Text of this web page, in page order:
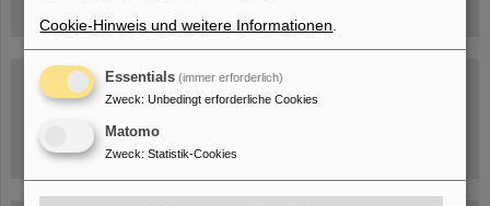
Umgang mit den Auswirkungen des Kriegs in der Ukraine
Cookie-Hinweis und weitere Informationen
Essentials (immer erforderlich)
Zweck: Unbedingt erforderliche Cookies
Matomo
Zweck: Statistik-Cookies